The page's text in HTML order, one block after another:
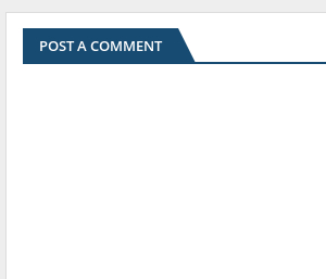
POST A COMMENT